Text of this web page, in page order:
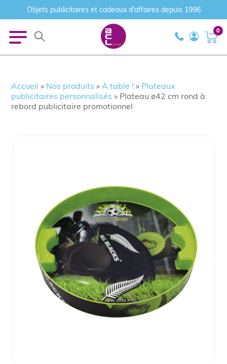
Objets publicitaires et cadeaux d'affaires depuis 1996
0
Accueil » Nos produits »À table ! » Plateaux
publicitaires personnalisés » Plateau ø42 cm rond à
rebord publicitaire promotionnel